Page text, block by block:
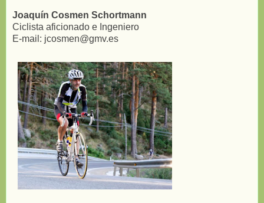
Joaquín Cosmen Schortmann
Ciclista aficionado e Ingeniero
E-mail: jcosmen@gmv.es